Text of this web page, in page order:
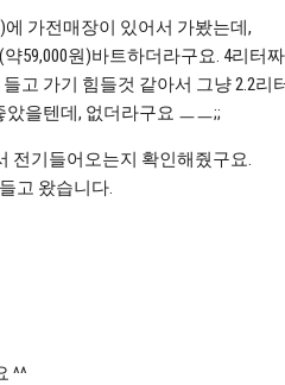
가전매장이 있어서 가봤는데,
약59,000원)바트하더라구요. 4리터
고 가기 힘들것 같아서 그냥 2.2리
을텐데, 없더라구요 ㅡㅡ;;
전기들어오는지 확인해줬구요.
고 왔습니다.
^^